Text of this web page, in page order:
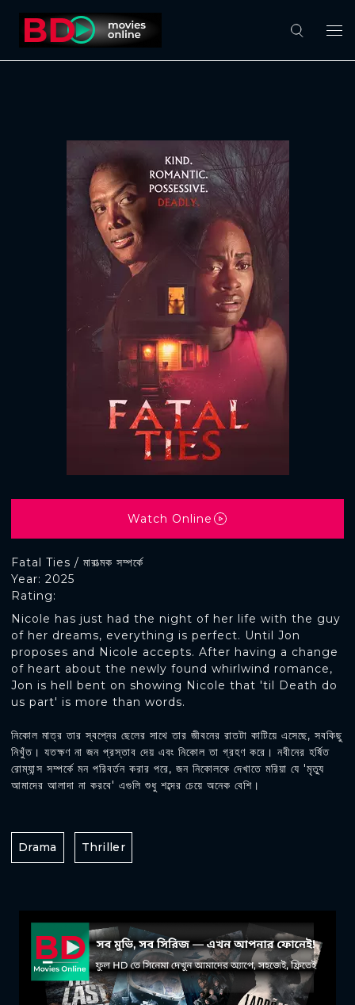
Fatal Ties / মারাত্মক সম্পর্কে
Rating:
Year: 2025
Nicole has just had the night of her life with the guy
of her dreams, everything is perfect. Until Jon
proposes and Nicole accepts. After having a change
of heart about the newly found whirlwind romance,
Jon is hell bent on showing Nicole that 'til Death do
us part' is more than words.
নিকোল মাত্র তার স্বপ্নের ছেলের সাথে তার জীবনের রাতটা কাটিয়ে এসেছে, সবকিছু
নিখুঁত। যতক্ষণ না জন প্রস্তাব দেয় এবং নিকোল তা গ্রহণ করে। নবীনের হর্ষিত
রোম্যান্স সম্পর্কে মন পরিবর্তন করার পরে, জন নিকোলকে দেখাতে মরিয়া যে 'মৃত্যু
আমাদের আলাদা না করবে' এগুলি শুধু শব্দের চেয়ে অনেক বেশি।
Watch Online
Drama Thriller